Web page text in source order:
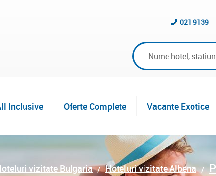
021 9139
Inclusive Oferte Complete Vacante Exotice
vizitate Bulgaria Hoteluri vizitate Albena